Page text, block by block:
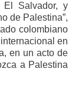
El Salvador, y
de Palestina”,
colombiano
en
en un acto de
a Palestina